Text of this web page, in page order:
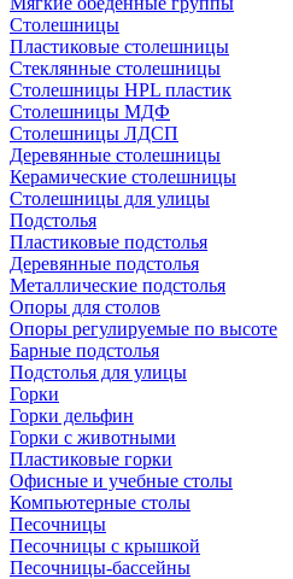
Столешницы
Пластиковые столешницы
Стеклянные столешницы
Столешницы HPL пластик
Столешницы МДФ
Столешницы ЛДСП
Деревянные столешницы
Керамические столешницы
Столешницы для улицы
Подстолья
Пластиковые подстолья
Деревянные подстолья
Металлические подстолья
Опоры для столов
Опоры регулируемые по высоте
Барные подстолья
Подстолья для улицы
Горки
Горки дельфин
Горки с животными
Пластиковые горки
Офисные и учебные столы
Компьютерные столы
Песочницы
Песочницы с крышкой
Песочницы-бассейны